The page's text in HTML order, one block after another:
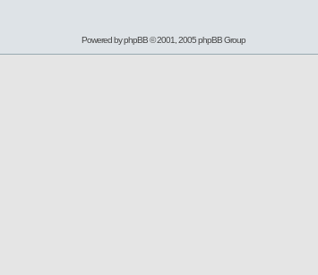
Powered byphpBB© 2001, 2005 phpBB Group